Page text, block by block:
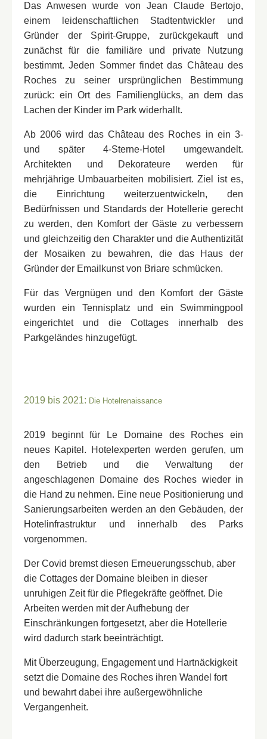
Die beiden anderen Töchter von Jean-Félix
Bapterosses bewohnten das Château Trousse-
Barrière und das Château de Beauvoir. In der
Folgezeit bewohnten die Nachkommen der
nächsten Generationen das Château des Roches,
das Château de Beauvoir und das Château
Trousse-Barrière. So blieb das Anwesen im
So geht eine Epoche zu Ende, die ein Erbe der
Größe und Großzügigkeit hinterlässt.
Das Anwesen wurde von Jean Claude Bertojo,
einem leidenschaftlichen Stadtentwickler und
Gründer der Spirit-Gruppe, zurückgekauft und
zunächst für die familiäre und private Nutzung
bestimmt. Jeden Sommer findet das Château des
Roches zu seiner ursprünglichen Bestimmung
zurück: ein Ort des Familienglücks, an dem das
Lachen der Kinder im Park widerhallt.
Ab 2006 wird das Château des Roches in ein 3-
und später 4-Sterne-Hotel umgewandelt.
Architekten und Dekorateure werden für
mehrjährige Umbauarbeiten mobilisiert. Ziel ist es,
die Einrichtung weiterzuentwickeln, den
Bedürfnissen und Standards der Hotellerie gerecht
zu werden, den Komfort der Gäste zu verbessern
und gleichzeitig den Charakter und die Authentizität
der Mosaiken zu bewahren, die das Haus der
Gründer der Emailkunst von Briare schmücken.
Für das Vergnügen und den Komfort der Gäste
wurden ein Tennisplatz und ein Swimmingpool
eingerichtet und die Cottages innerhalb des
Parkgeländes hinzugefügt.
Die neue Hotelanlage wird zunächst direkt von der
einen Chefkoch verpachtet.
2019 bis 2021: Die Hotelrenaissance
2019 beginnt für Le Domaine des Roches ein
neues Kapitel. Hotelexperten werden gerufen, um
den Betrieb und die Verwaltung der
angeschlagenen Domaine des Roches wieder in
die Hand zu nehmen. Eine neue Positionierung und
Sanierungsarbeiten werden an den Gebäuden, der
Hotelinfrastruktur und innerhalb des Parks
vorgenommen.
Der Covid bremst diesen Erneuerungsschub, aber
die Cottages der Domaine bleiben in dieser
unruhigen Zeit für die Pflegekräfte geöffnet. Die
Arbeiten werden mit der Aufhebung der
Einschränkungen fortgesetzt, aber die Hotellerie
wird dadurch stark beeinträchtigt.
Mit Überzeugung, Engagement und Hartnäckigkeit
setzt die Domaine des Roches ihren Wandel fort
und bewahrt dabei ihre außergewöhnliche
Vergangenheit.
Eine Behandlung buchen
Name*:
Vorname :
Mobil :
Datum:*
Wann möchten Sie reservieren?
Eine besondere Anmerkung?
BESTÄTIGEN
* Obligatorische Felder
ODER BUCHEN SIE TELEFONISCH!
NOUS APPELER
Séquoia"
Name*:
Mobil :
E-Mail *
Datum der Ankunft*:
Ihr Wunschtermin Anzahl Personen
Besondere Anmerkungen (Allergien)?
BESTÄTIGEN
* Obligatorische Felder
ODER RESERVIEREN SIE TELEFONISCH!
NOUS APPELER
Fordern Sie ein Angebot für Ihre Veranstaltung an
Name :
Vorname :
E-Mail :
Telefon :
BESTÄTIGEN
E-Mail*:
Telefon*
Nachricht
*
*
BESTÄTIGEN